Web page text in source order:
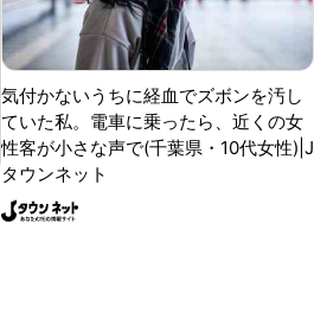
気付かないうちに経血でズボンを汚し
ていた私。電車に乗ったら、近くの女
性客が小さな声で(千葉県・10代女性)|J
タウンネット